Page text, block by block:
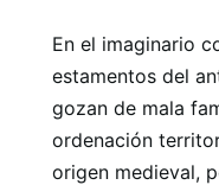
En el imaginario
estamentos del
gozan de mala
ordenación
origen medieval,